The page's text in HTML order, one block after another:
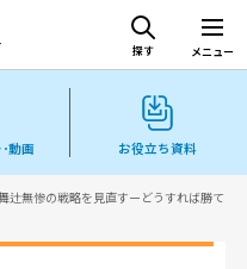
探す メニュー
動画 お役立ち資料
辻無惨の戦略を見直すーどうすれば勝て